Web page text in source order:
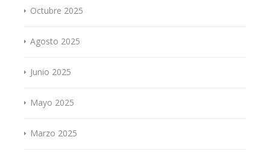
Octubre 2025
Agosto 2025
Junio 2025
Mayo 2025
Marzo 2025